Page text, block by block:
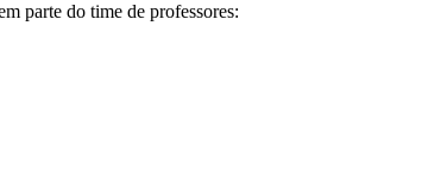
parte do time de professores: